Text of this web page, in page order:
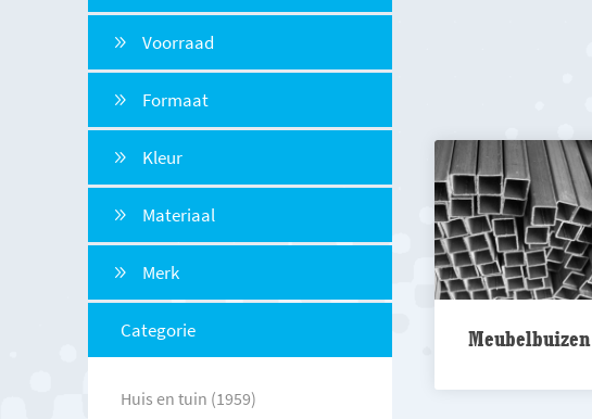
Meubelbuizen
Voorraad
Formaat
Kleur
Materiaal
Merk
Categorie
Huis en tuin (1959)